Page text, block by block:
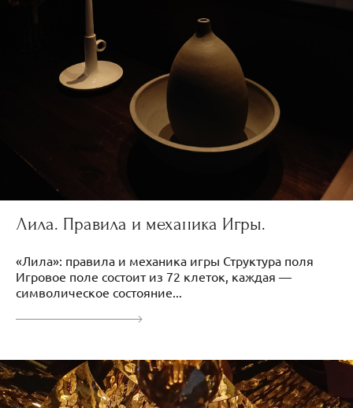
Лила. Правила и механика Игры.
«Лила»: правила и механика игры Структура поля
Игровое поле состоит из 72 клеток, каждая —
символическое состояние...